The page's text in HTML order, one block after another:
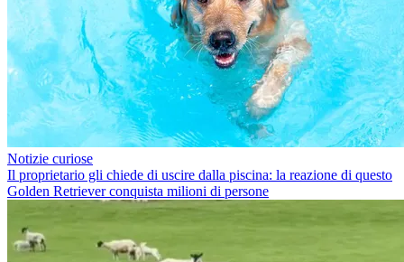
Notizie curiose
Il proprietario gli chiede di uscire dalla piscina: la reazione di questo
Golden Retriever conquista milioni di persone